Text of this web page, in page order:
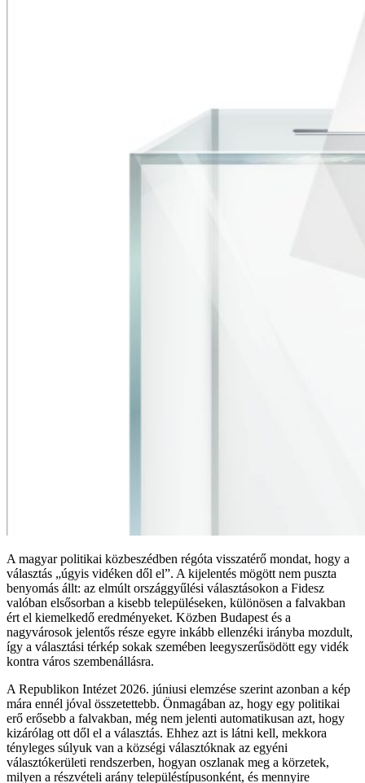
A magyar politikai közbeszédben régóta visszatérő mondat, hogy a
választás „úgyis vidéken dől el”. A kijelentés mögött nem puszta
benyomás állt: az elmúlt országgyűlési választásokon a Fidesz
valóban elsősorban a kisebb településeken, különösen a falvakban
ért el kiemelkedő eredményeket. Közben Budapest és a
nagyvárosok jelentős része egyre inkább ellenzéki irányba mozdult,
így a választási térkép sokak szemében leegyszerűsödött egy vidék
kontra város szembenállásra.
A Republikon Intézet 2026. júniusi elemzése szerint azonban a kép
mára ennél jóval összetettebb. Önmagában az, hogy egy politikai
erő erősebb a falvakban, még nem jelenti automatikusan azt, hogy
kizárólag ott dől el a választás. Ehhez azt is látni kell, mekkora
tényleges súlyuk van a községi választóknak az egyéni
választókerületi rendszerben, hogyan oszlanak meg a körzetek,
milyen a részvételi arány településtípusonként, és mennyire